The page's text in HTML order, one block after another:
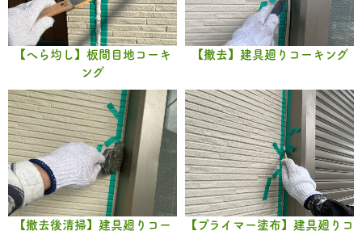
【へら均し】板間目地コーキ
ング
【撤去】建具廻りコーキング
【撤去後清掃】建具廻りコー
【プライマー塗布】建具廻りコ